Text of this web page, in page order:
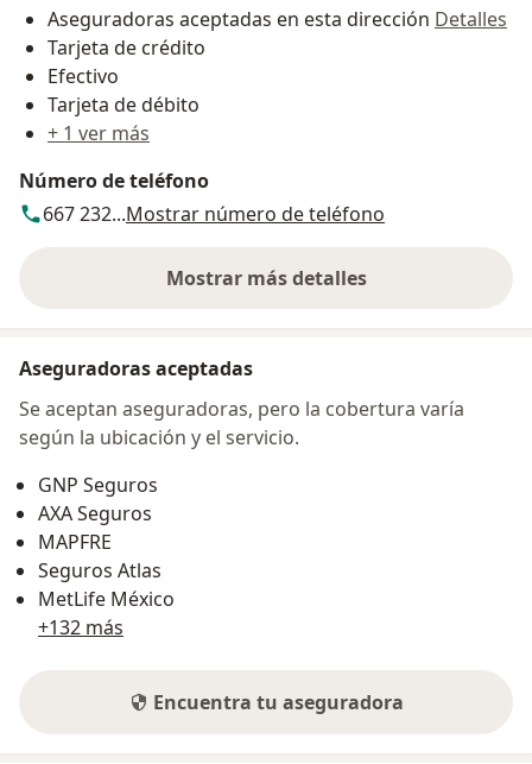
Aseguradoras aceptadas en esta dirección Detalles
Tarjeta de crédito
Efectivo
Tarjeta de débito
+ 1 ver más
Número de teléfono
667 232...Mostrar número de teléfono
Mostrar más detalles
sobre la dirección
Aseguradoras aceptadas
Se aceptan aseguradoras, pero la cobertura varía
según la ubicación y el servicio.
GNP Seguros
AXA Seguros
MAPFRE
Seguros Atlas
MetLife México
+132 más
Encuentra tu aseguradora